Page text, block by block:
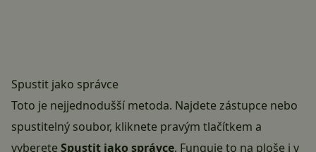
Spustit jako správce
Toto je nejjednodušší metoda. Najdete zástupce nebo
spustitelný soubor, kliknete pravým tlačítkem a
vybereteSpustit jako správce. Funguje to na ploše i v